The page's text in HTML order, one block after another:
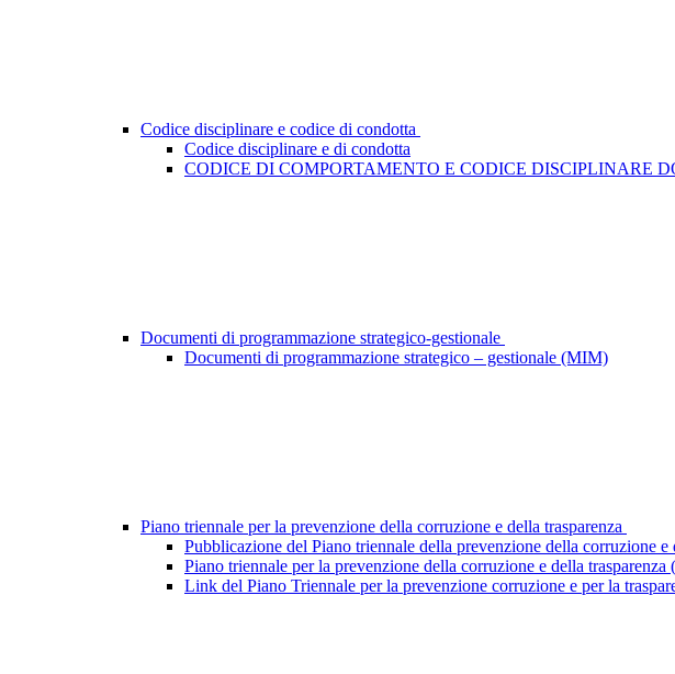
Codice disciplinare e codice di condotta
Codice disciplinare e di condotta
CODICE DI COMPORTAMENTO E CODICE DISCIPLINARE
Documenti di programmazione strategico-gestionale
Documenti di programmazione strategico – gestionale (MIM)
Piano triennale per la prevenzione della corruzione e della trasparenza
Pubblicazione del Piano triennale della prevenzione della corruzione
Piano triennale per la prevenzione della corruzione e della
Link del Piano Triennale per la prevenzione corruzione e per la